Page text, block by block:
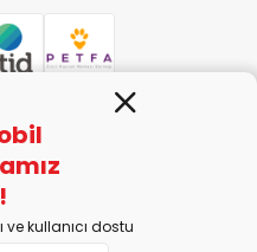
SAN. TİC. LTD. ŞTİ. Alaşarköy Mah.
Vergi Dairesi'ne bağlıdır.
ve kullanıcı dostu